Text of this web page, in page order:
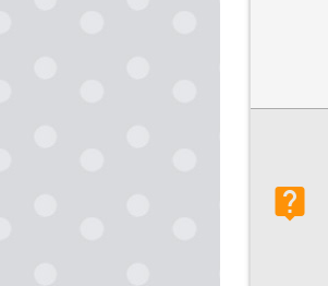
live_help